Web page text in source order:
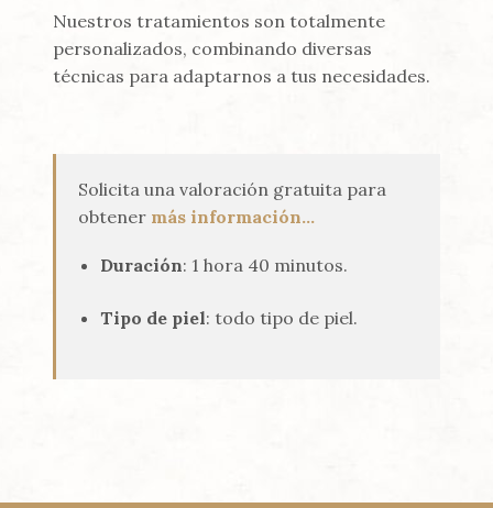
Nuestros tratamientos son totalmente
personalizados, combinando diversas
técnicas para adaptarnos a tus necesidades.
Solicita una valoración gratuita para
obtener más información…
Duración: 1 hora 40 minutos.
Tipo de piel: todo tipo de piel.